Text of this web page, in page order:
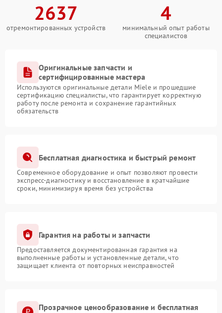
2637
отремонтированных устройств
4
минимальный опыт работы
специалистов
Оригинальные запчасти и
сертифицированные мастера
Используются оригинальные детали Miele и прошедшие
сертификацию специалисты, что гарантирует корректную
работу после ремонта и сохранение гарантийных
обязательств
Бесплатная диагностика и быстрый ремонт
Современное оборудование и опыт позволяют провести
экспресс-диагностику и восстановление в кратчайшие
сроки, минимизируя время без устройства
Гарантия на работы и запчасти
Предоставляется документированная гарантия на
выполненные работы и установленные детали, что
защищает клиента от повторных неисправностей
Прозрачное ценообразование и бесплатная